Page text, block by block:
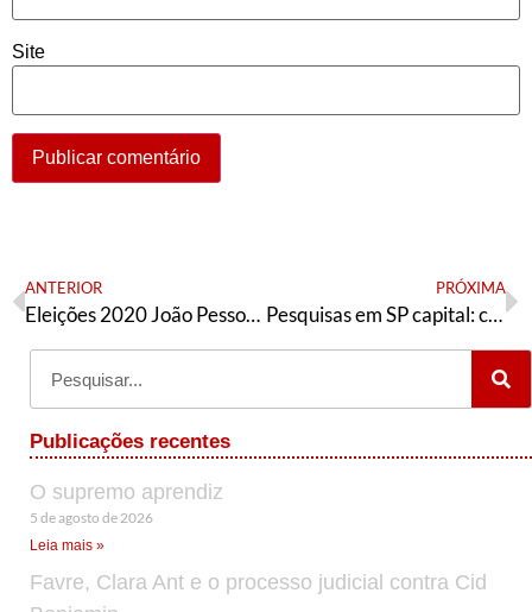
Site
ANTERIOR
Eleições 2020 João Pessoa: a luta de soldados vietnamitas contra a direita, a extrema-direita e os seus próprios generais
PRÓXIMA
Pesquisas em SP capital: com os dois pés no Covas
Publicações recentes
O supremo aprendiz
5 de agosto de 2026
Leia mais »
Favre, Clara Ant e o processo judicial contra Cid